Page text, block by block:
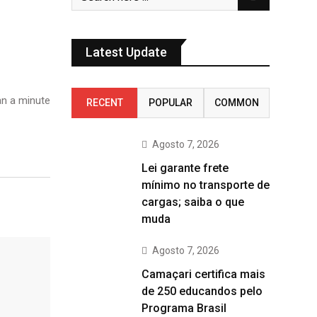
a minute
Latest Update
RECENT POPULAR COMMON
Agosto 7, 2026
Lei garante frete
mínimo no transporte de
cargas; saiba o que
muda
Agosto 7, 2026
Camaçari certifica mais
de 250 educandos pelo
Programa Brasil